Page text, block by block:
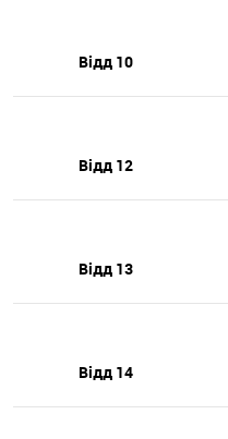
Відд 10
Відд 12
Відд 13
Відд 14